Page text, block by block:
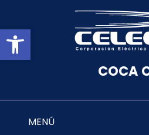
Abrir barra de
COCA
MENÚ